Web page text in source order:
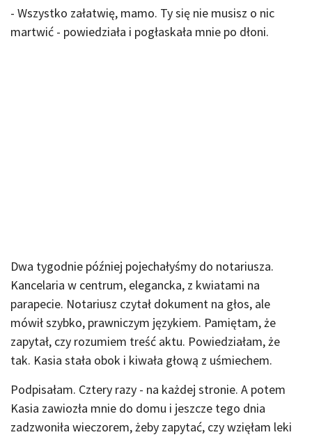
- Wszystko załatwię, mamo. Ty się nie musisz o nic
martwić - powiedziała i pogłaskała mnie po dłoni.
Dwa tygodnie później pojechałyśmy do notariusza.
Kancelaria w centrum, elegancka, z kwiatami na
parapecie. Notariusz czytał dokument na głos, ale
mówił szybko, prawniczym językiem. Pamiętam, że
zapytał, czy rozumiem treść aktu. Powiedziałam, że
tak. Kasia stała obok i kiwała głową z uśmiechem.
Podpisałam. Cztery razy - na każdej stronie. A potem
Kasia zawiozła mnie do domu i jeszcze tego dnia
zadzwoniła wieczorem, żeby zapytać, czy wzięłam leki